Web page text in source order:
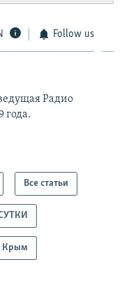
Follow us
Радио
года.
Все статьи
Крым